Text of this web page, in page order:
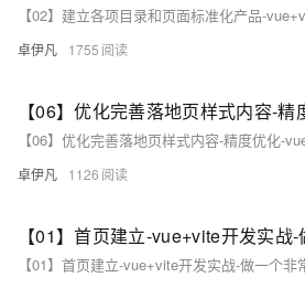
卓伊凡 1755
卓伊凡 1126